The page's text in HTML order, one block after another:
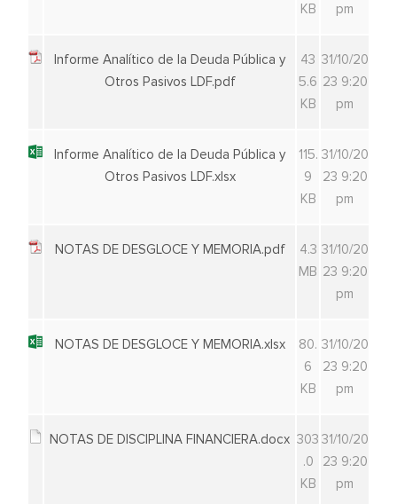
KB pm
Informe Analítico de la Deuda Pública y
Otros Pasivos LDF.pdf
43
5.6
KB
31/10/20
23 9:20
pm
Informe Analítico de la Deuda Pública y
Otros Pasivos LDF.xlsx
115.
9
KB
31/10/20
23 9:20
pm
NOTAS DE DESGLOCE Y MEMORIA.pdf
4.3
MB
31/10/20
23 9:20
pm
NOTAS DE DESGLOCE Y MEMORIA.xlsx
80.
6
KB
31/10/20
23 9:20
pm
NOTAS DE DISCIPLINA FINANCIERA.docx 303
.0
KB
31/10/20
23 9:20
pm